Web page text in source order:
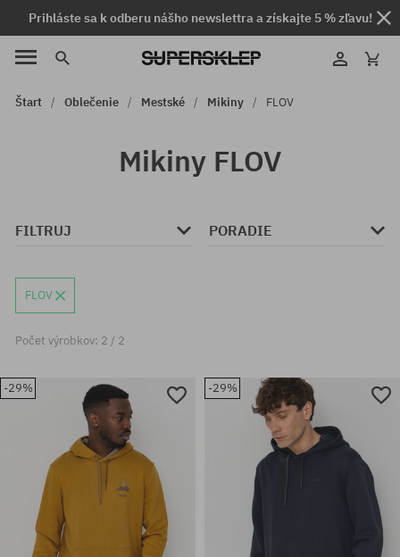
Prihláste sa k odberu nášho newslettra a získajte 5 % zľavu!
Štart Oblečenie Mestské Mikiny FLOV
Mikiny FLOV
FILTRUJ PORADIE
FLOV
Počet výrobkov: 2 / 2
-29% -29%